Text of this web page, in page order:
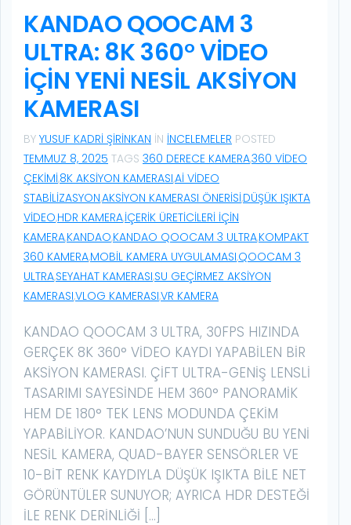
KANDAO QOOCAM 3
ULTRA: 8K 360° VIDEO
IÇIN YENI NESIL AKSIYON
KAMERASI
BY YUSUF KADRI ŞIRINKAN IN İNCELEMELER POSTED
TEMMUZ 8, 2025 TAGS 360 DERECE KAMERA,360 VIDEO
ÇEKIMI,8K AKSIYON KAMERASI,AI VIDEO
STABILIZASYON,AKSIYON KAMERASI ÖNERISI,DÜŞÜK IŞIKTA
VIDEO,HDR KAMERA,IÇERIK ÜRETICILERI IÇIN
KAMERA,KANDAO,KANDAO QOOCAM 3 ULTRA,KOMPAKT
360 KAMERA,MOBIL KAMERA UYGULAMASI,QOOCAM 3
ULTRA,SEYAHAT KAMERASI,SU GEÇIRMEZ AKSIYON
KAMERASI,VLOG KAMERASI,VR KAMERA
KANDAO QOOCAM 3 ULTRA, 30FPS HIZINDA
GERÇEK 8K 360° VIDEO KAYDI YAPABILEN BIR
AKSIYON KAMERASI. ÇIFT ULTRA-GENIŞ LENSLI
TASARIMI SAYESINDE HEM 360° PANORAMIK
HEM DE 180° TEK LENS MODUNDA ÇEKIM
YAPABILIYOR. KANDAO’NUN SUNDUĞU BU YENI
NESIL KAMERA, QUAD-BAYER SENSÖRLER VE
10-BIT RENK KAYDIYLA DÜŞÜK IŞIKTA BILE NET
GÖRÜNTÜLER SUNUYOR; AYRICA HDR DESTEĞI
ILE RENK DERINLIĞI […]